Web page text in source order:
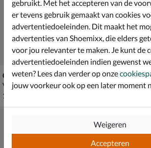
Clarks Desert Boot
Veterboots - beige
€ 109,99
109
Clarks
Lage
gebruikt. Met het accepteren van de
er tevens gebruik gemaakt van cookies
advertentiedoeleinden. Dit maakt het
advertenties van Shoemixx, die elders
voor jou relevanter te maken. Je kunt de
advertentiedoeleinden indien gewenst
weten? Lees dan verder op onze
jouw voorkeur ook op een later moment
Accepteren
Weigeren